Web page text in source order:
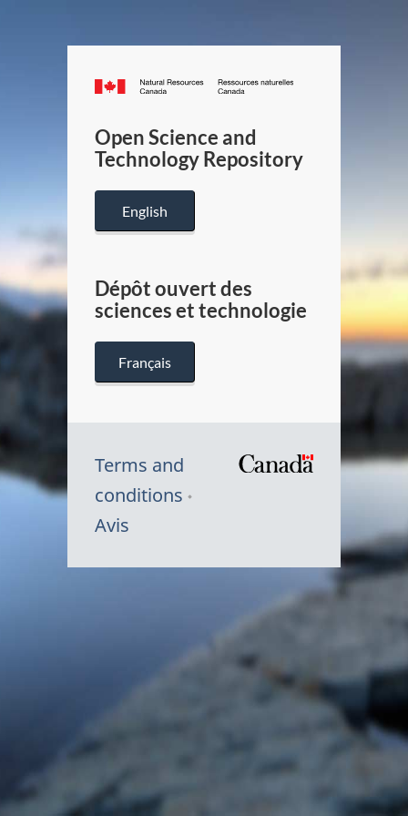
Canada.ca
/
Canada
Open Science and
Technology Repository
English
Dépôt ouvert des
sciences et technologie
Français
Terms and
conditions
Avis
du